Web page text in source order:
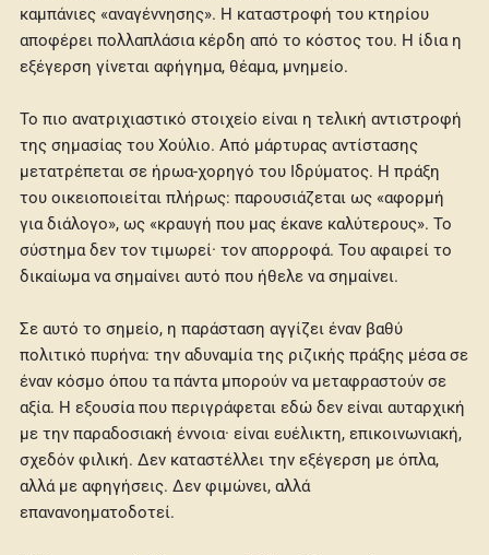
καμπάνιες «αναγέννησης». Η καταστροφή του κτηρίου
αποφέρει πολλαπλάσια κέρδη από το κόστος του. Η ίδια η
εξέγερση γίνεται αφήγημα, θέαμα, μνημείο.
Το πιο ανατριχιαστικό στοιχείο είναι η τελική αντιστροφή
της σημασίας του Χούλιο. Από μάρτυρας αντίστασης
μετατρέπεται σε ήρωα-χορηγό του Ιδρύματος. Η πράξη
του οικειοποιείται πλήρως: παρουσιάζεται ως «αφορμή
για διάλογο», ως «κραυγή που μας έκανε καλύτερους». Το
σύστημα δεν τον τιμωρεί· τον απορροφά. Του αφαιρεί το
δικαίωμα να σημαίνει αυτό που ήθελε να σημαίνει.
Σε αυτό το σημείο, η παράσταση αγγίζει έναν βαθύ
πολιτικό πυρήνα: την αδυναμία της ριζικής πράξης μέσα σε
έναν κόσμο όπου τα πάντα μπορούν να μεταφραστούν σε
αξία. Η εξουσία που περιγράφεται εδώ δεν είναι αυταρχική
με την παραδοσιακή έννοια· είναι ευέλικτη, επικοινωνιακή,
σχεδόν φιλική. Δεν καταστέλλει την εξέγερση με όπλα,
αλλά με αφηγήσεις. Δεν φιμώνει, αλλά
επανανοηματοδοτεί.